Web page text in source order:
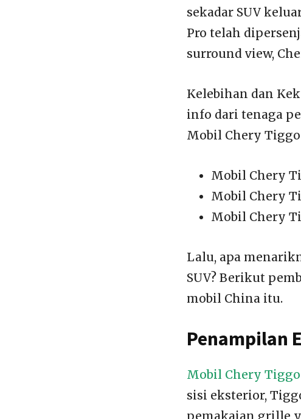
sekadar SUV
Pro telah
surround view,
Kelebihan dan
info dari tenaga
Mobil Chery
Mobil Chery
Mobil Chery
Mobil Chery
Lalu, apa
SUV? Berikut
mobil China itu.
Penampilan
Mobil Chery Tiggo
sisi eksterior,
pemakaian grille